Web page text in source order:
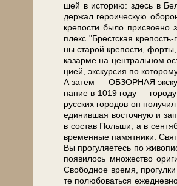
шей в ис­то­рию: здесь в
дер­жал ге­ро­и­че­скую
кре­по­сти бы­ло присвоено
плекс "Брест­ская
ны ста­рой кре­по­сти,
ка­зар­ме на цен­траль­ном
ци­ей, экскурсия по
А затем — ОБЗОРНАЯ
на­ние в 1019 го­ду —
рус­ских го­ро­дов он
еди­нив­шая во­сточ­ную и
в со­став Поль­ши, а в
вре­мен­ные па­мят­ни­ки:
Вы про­гу­ля­е­тесь по
появилось мно­же­ство
Сво­бод­ное вре­мя,
те по­лю­бо­вать­ся